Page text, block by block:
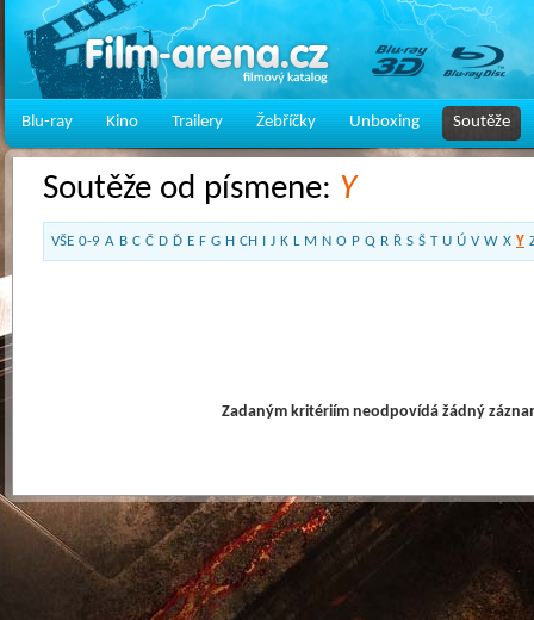
Blu-ray Kino Trailery Žebříčky Unboxing Soutěže
Soutěže od písmene: Y
VŠE 0-9 A B C Č D Ď E F G H CH I J K L M N O P Q R Ř S Š T U Ú V W X Y
Zadaným kritériím neodpovídá žádný